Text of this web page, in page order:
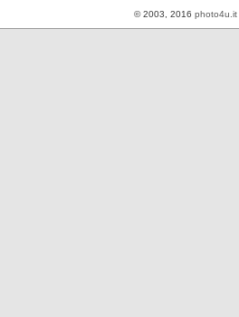
© 2003, 2016 photo4u.it